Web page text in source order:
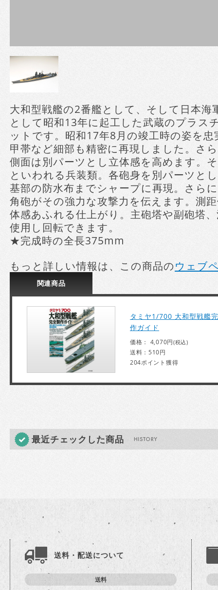
大和型戦艦の2番艦として、そして日本海
として昭和13年に起工した武蔵のプラス
ットです。昭和17年8月の竣工時の姿を
甲帯など細部も精密に再現しました。さ
側面は別パーツとし立体感を高めます。
といわれる兵装類。各砲身を別パーツと
基部の防水布までシャープに再現。さら
角砲がその強力な攻撃力を伝えます。測
体感あふれる仕上がり。主砲塔や副砲塔
使用し回転できます。
★完成時の全長375mm
もっと詳しい情報は、この商品のウェブ
関連商品
タミヤ1/700 大和型戦艦
作ガイド
価格： 4,070円(税込)
送料：510円
204ポイント獲得
最近チェックした商品
送料・配送について
送料